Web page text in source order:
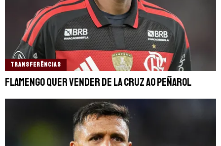
TRANSFERÊNCIAS
Flamengo quer vender De La Cruz ao Peñarol